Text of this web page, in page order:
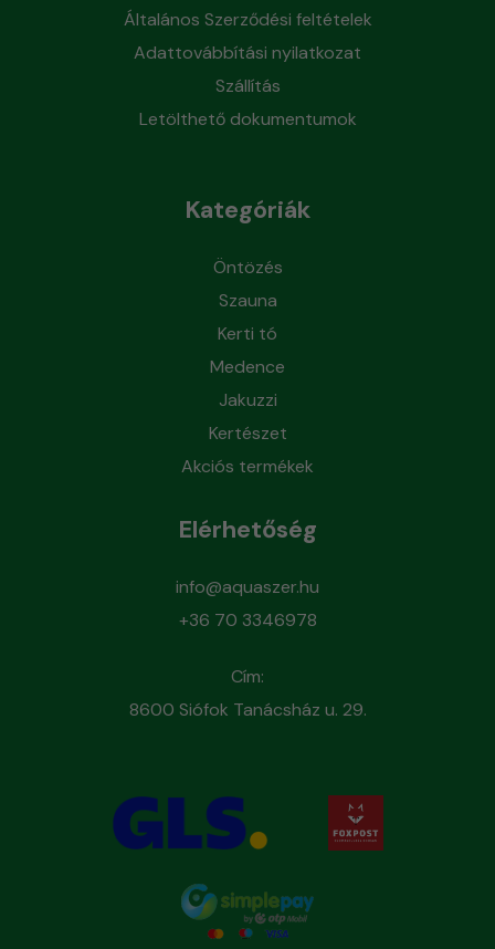
Általános Szerződési feltételek
Adattovábbítási nyilatkozat
Szállítás
Letölthető dokumentumok
Kategóriák
Öntözés
Szauna
Kerti tó
Medence
Jakuzzi
Kertészet
Akciós termékek
Elérhetőség
info@aquaszer.hu
+36 70 3346978
Cím:
8600 Siófok Tanácsház u. 29.